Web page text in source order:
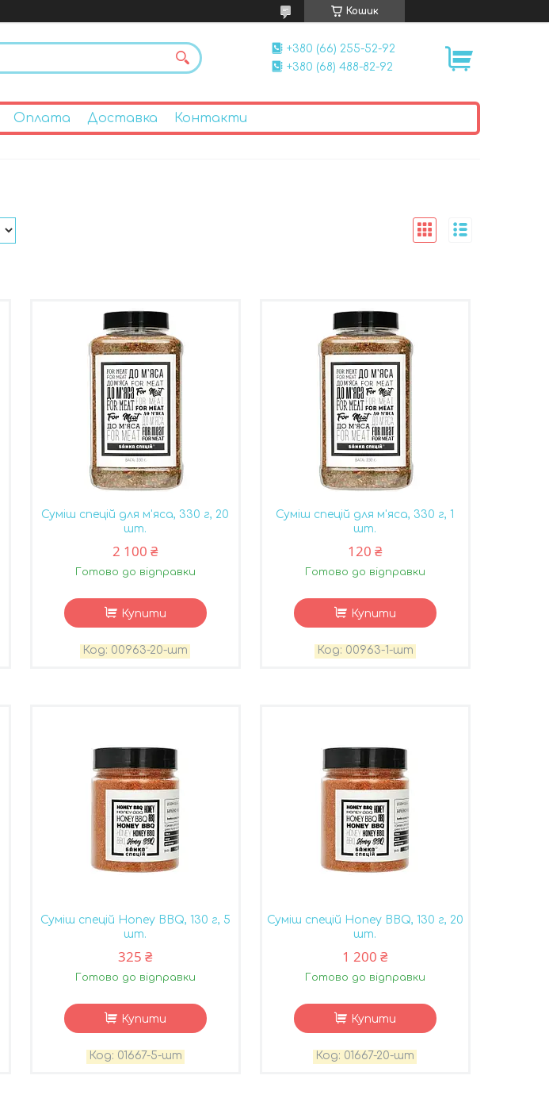
Кошик
+380 (66) 255-52-92
+380 (68) 488-82-92
Оплата Доставка Контакти
Суміш спецій для м'яса, 330 г, 20
шт.
2 100 ₴
Готово до відправки
Купити
00963-20-шт
Суміш спецій для м'яса, 330 г, 1
шт.
120 ₴
Готово до відправки
Купити
00963-1-шт
Суміш спецій Honey BBQ, 130 г, 5
шт.
325 ₴
Готово до відправки
Купити
01667-5-шт
Суміш спецій Honey BBQ, 130 г, 20
шт.
1 200 ₴
Готово до відправки
Купити
01667-20-шт